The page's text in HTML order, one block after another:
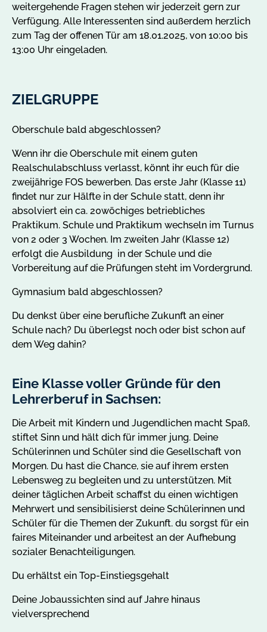
weitergehende Fragen stehen wir jederzeit gern zur
Verfügung. Alle Interessenten sind außerdem herzlich
zum Tag der offenen Tür am 18.01.2025, von 10:00 bis
13:00 Uhr eingeladen.
ZIELGRUPPE
Oberschule bald abgeschlossen?
Wenn ihr die Oberschule mit einem guten
Realschulabschluss verlasst, könnt ihr euch für die
zweijährige FOS bewerben. Das erste Jahr (Klasse 11)
findet nur zur Hälfte in der Schule statt, denn ihr
absolviert ein ca. 20wöchiges betriebliches
Praktikum. Schule und Praktikum wechseln im Turnus
von 2 oder 3 Wochen. Im zweiten Jahr (Klasse 12)
erfolgt die Ausbildung in der Schule und die
Vorbereitung auf die Prüfungen steht im Vordergrund.
Gymnasium bald abgeschlossen?
Du denkst über eine berufliche Zukunft an einer
Schule nach? Du überlegst noch oder bist schon auf
dem Weg dahin?
Eine Klasse voller Gründe für den
Lehrerberuf in Sachsen:
Die Arbeit mit Kindern und Jugendlichen macht Spaß,
stiftet Sinn und hält dich für immer jung. Deine
Schülerinnen und Schüler sind die Gesellschaft von
Morgen. Du hast die Chance, sie auf ihrem ersten
Lebensweg zu begleiten und zu unterstützen. Mit
deiner täglichen Arbeit schaffst du einen wichtigen
Mehrwert und sensibilisierst deine Schülerinnen und
Schüler für die Themen der Zukunft. du sorgst für ein
faires Miteinander und arbeitest an der Aufhebung
sozialer Benachteiligungen.
Du erhältst ein Top-Einstiegsgehalt
Deine Jobaussichten sind auf Jahre hinaus
vielversprechend